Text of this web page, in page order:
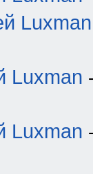
Luxman
Luxman
Luxman